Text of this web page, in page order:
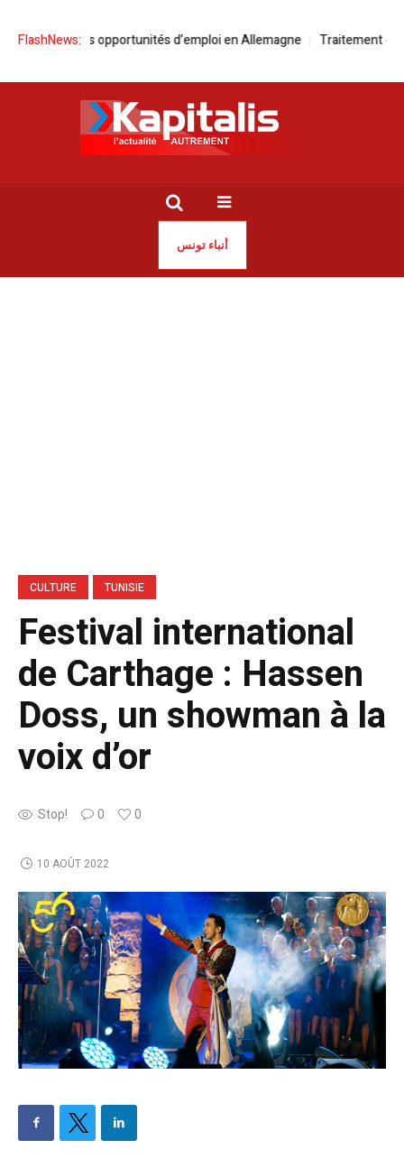
FlashNews:
par les opportunités d’emploi en Allemagne Traitement
أنباء تونس
CULTURE TUNISIE
Festival international
de Carthage : Hassen
Doss, un showman à la
voix d’or
Stop! 0 0
10 AOÛT 2022